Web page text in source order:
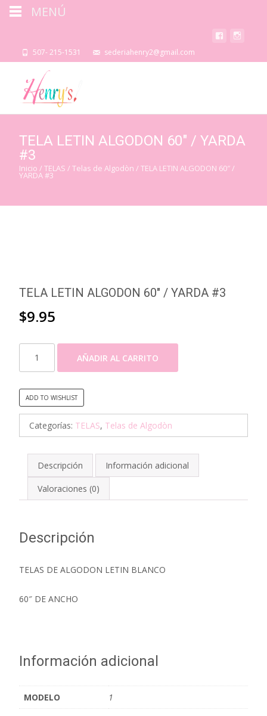
507- 215-1531 sederiahenry2@gmail.com
TELA LETIN ALGODON 60″ / YARDA
#3
Inicio /TELAS /Telas de Algodòn / TELA LETIN ALGODON 60″ /
YARDA #3
TELA LETIN ALGODON 60″ / YARDA #3
$9.95
60"
/
YARDA
#3
cantidad
AÑADIR AL CARRITO
ADD TO WISHLIST
Categorías: TELAS, Telas de Algodòn
Descripción Información adicional
Valoraciones (0)
Descripción
TELAS DE ALGODON LETIN BLANCO
60″ DE ANCHO
Información adicional
MODELO 1
MENÚ